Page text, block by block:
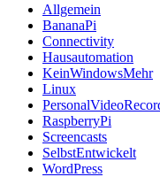
Allgemein
BananaPi
Connectivity
Hausautomation
KeinWindowsMehr
Linux
RaspberryPi
Screencasts
SelbstEntwickelt
WordPress